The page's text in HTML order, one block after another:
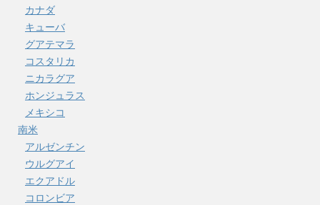
カナダ
キューバ
グアテマラ
コスタリカ
ニカラグア
ホンジュラス
メキシコ
南米
アルゼンチン
ウルグアイ
エクアドル
コロンビア